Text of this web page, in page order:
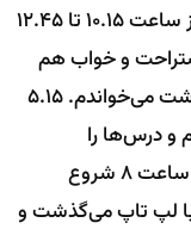
از ساعت 8 الی 10 زیست نخوانم. همیشه از ساعت 10.15 تا 12.45
و خواب هم
همواره ریاضی که برایم جذابیت بیشتری داشت می‌خواندم. 5.15
و درس‌ها را
جمع‌بندی می‌کردم؛ و پارت بعد از آن هم از ساعت 8 شروع
لپ تاپ می‌گذشت و